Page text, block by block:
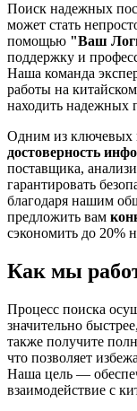
Поиск надежных
может стать
помощью "Ваш
поддержку и
Наша команда
работы на
находить надежных
Одним из ключевых
достоверность
поставщика,
гарантировать
благодаря нашим
предложить вам
сэкономить до 20%
Как мы
Процесс поиска
значительно
также получите
что позволяет
Наша цель —
взаимодействие с